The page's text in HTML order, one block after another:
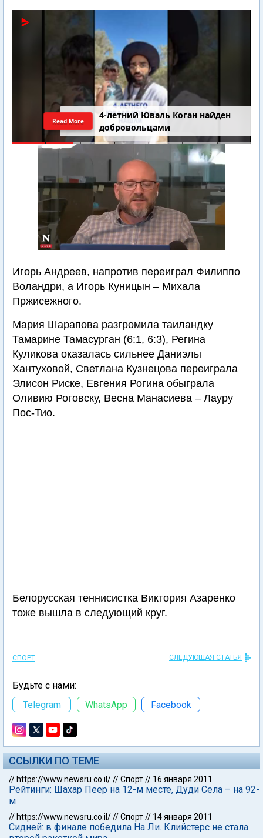
4-летний Юваль Коган найден
добровольцами
Read More
Игорь Андреев, напротив переиграл Филиппо
Воландри, а Игорь Куницын – Михала
Пржисежного.
Мария Шарапова разгромила таиландку
Тамарине Тамасурган (6:1, 6:3), Регина
Куликова оказалась сильнее Даниэлы
Хантуховой, Светлана Кузнецова переиграла
Элисон Риске, Евгения Рогина обыграла
Оливию Роговску, Весна Манасиева – Лауру
Пос-Тио.
Белорусская теннисистка Виктория Азаренко
тоже вышла в следующий круг.
СПОРТ СЛЕДУЮЩАЯ СТАТЬЯ
Будьте с нами:
Telegram
WhatsApp Facebook
ССЫЛКИ ПО ТЕМЕ
// https://www.newsru.co.il///Спорт// 16 января 2011
Рейтинги: Шахар Пеер на 12-м месте, Дуди Села – на 92-
м
// https://www.newsru.co.il///Спорт// 14 января 2011
Сидней: в финале победила На Ли. Клийстерс не стала